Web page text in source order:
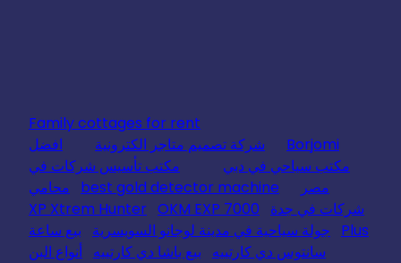
Family cottages for rent
Borjomi
شركة تصميم متاجر الكترونية
افضل
مكتب سياحي في دبي
مكتب تأسيس شركات في
مصر
best gold detector machine
محامي
شركات في جدة
XP Xtrem Hunter OKM EXP 7000
Plus
جولة سياحية في مدينة لوجانو السويسرية
بيع ساعة
سانتوس دي كارتييه
بيع باشا دي كارتييه أنواع البن